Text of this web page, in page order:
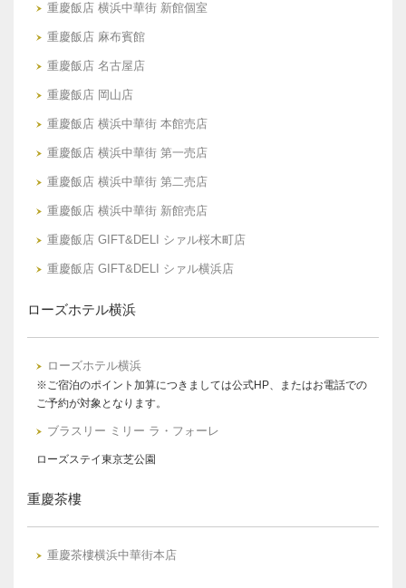
重慶飯店 横浜中華街 新館個室
重慶飯店 麻布賓館
重慶飯店 名古屋店
重慶飯店 岡山店
重慶飯店 横浜中華街 本館売店
重慶飯店 横浜中華街 第一売店
重慶飯店 横浜中華街 第二売店
重慶飯店 横浜中華街 新館売店
重慶飯店 GIFT&DELI シァル桜木町店
重慶飯店 GIFT&DELI シァル横浜店
ローズホテル横浜
ローズホテル横浜
※ご宿泊のポイント加算につきましては公式HP、またはお電話での
ご予約が対象となります。
ブラスリー ミリー ラ・フォーレ
ローズステイ東京芝公園
重慶茶樓
重慶茶樓横浜中華街本店